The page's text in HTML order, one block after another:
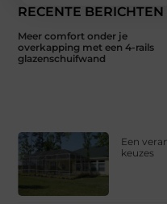
RECENTE BERICHTEN
Meer comfort onder je
overkapping met een 4-rails
glazenschuifwand
Een
keuzes